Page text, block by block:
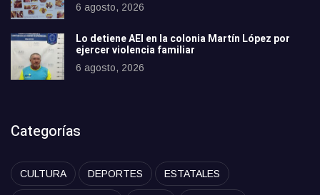
6 agosto, 2026
Lo detiene AEI en la colonia Martín López por
ejercer violencia familiar
6 agosto, 2026
Categorías
CULTURA DEPORTES ESTATALES